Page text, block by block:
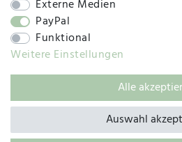
© 2019 – 2025
Externe Medien
PayPal
Funktional
Weitere Einstellungen
Alle
Auswahl